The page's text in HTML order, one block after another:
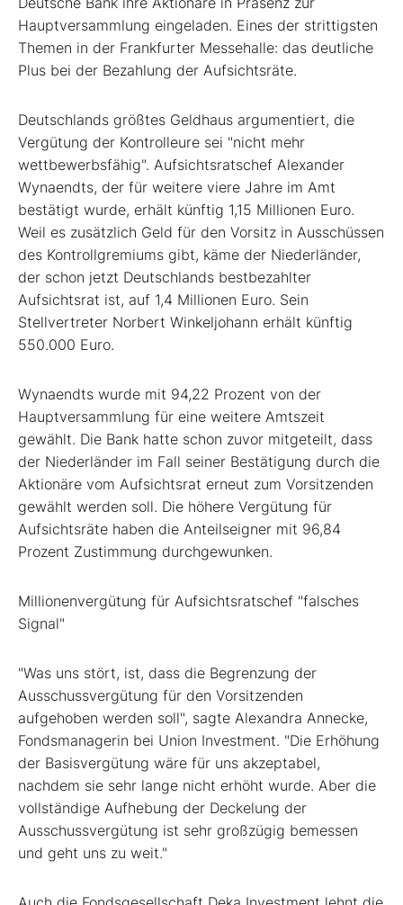
Hauptversammlung eingeladen. Eines der strittigsten
Themen in der Frankfurter Messehalle: das deutliche
Plus bei der Bezahlung der Aufsichtsräte.
Deutschlands größtes Geldhaus argumentiert, die
Vergütung der Kontrolleure sei "nicht mehr
wettbewerbsfähig". Aufsichtsratschef Alexander
Wynaendts, der für weitere viere Jahre im Amt
bestätigt wurde, erhält künftig 1,15 Millionen Euro.
Weil es zusätzlich Geld für den Vorsitz in Ausschüssen
des Kontrollgremiums gibt, käme der Niederländer,
der schon jetzt Deutschlands bestbezahlter
Aufsichtsrat ist, auf 1,4 Millionen Euro. Sein
Stellvertreter Norbert Winkeljohann erhält künftig
550.000 Euro.
Wynaendts wurde mit 94,22 Prozent von der
Hauptversammlung für eine weitere Amtszeit
gewählt. Die Bank hatte schon zuvor mitgeteilt, dass
der Niederländer im Fall seiner Bestätigung durch die
Aktionäre vom Aufsichtsrat erneut zum Vorsitzenden
gewählt werden soll. Die höhere Vergütung für
Aufsichtsräte haben die Anteilseigner mit 96,84
Prozent Zustimmung durchgewunken.
Millionenvergütung für Aufsichtsratschef "falsches
Signal"
"Was uns stört, ist, dass die Begrenzung der
Ausschussvergütung für den Vorsitzenden
aufgehoben werden soll", sagte Alexandra Annecke,
Fondsmanagerin bei Union Investment. "Die Erhöhung
der Basisvergütung wäre für uns akzeptabel,
nachdem sie sehr lange nicht erhöht wurde. Aber die
vollständige Aufhebung der Deckelung der
Ausschussvergütung ist sehr großzügig bemessen
und geht uns zu weit."